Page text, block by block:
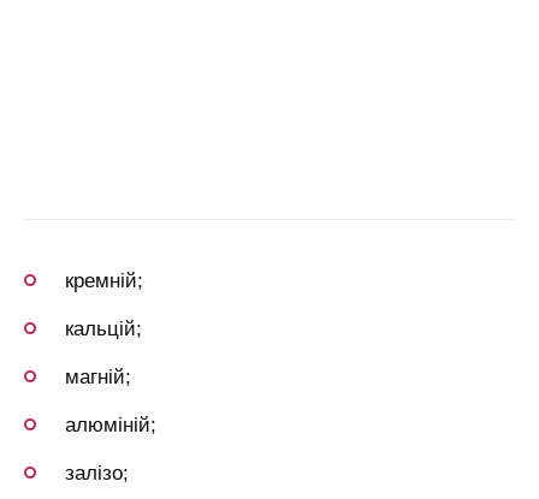
кремній;
кальцій;
магній;
алюміній;
залізо;